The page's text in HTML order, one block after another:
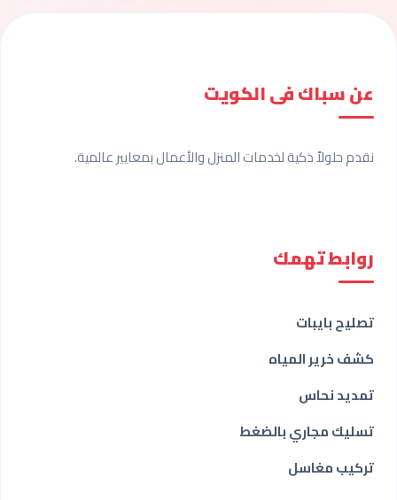
عن سباك فى الكويت
نقدم حلولاً ذكية لخدمات المنزل والأعمال بمعايير عالمية.
روابط تهمك
تصليح بايبات
كشف خرير المياه
تمديد نحاس
تسليك مجاري بالضغط
تركيب مغاسل